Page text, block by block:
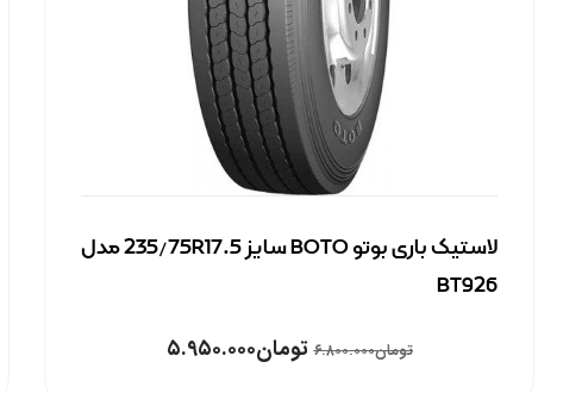
لاستیک باری بوتو BOTO سایز 235/75R17.5 مدل
BT926
تومان۶.۸۰۰.۰۰۰ تومان۵.۹۵۰.۰۰۰